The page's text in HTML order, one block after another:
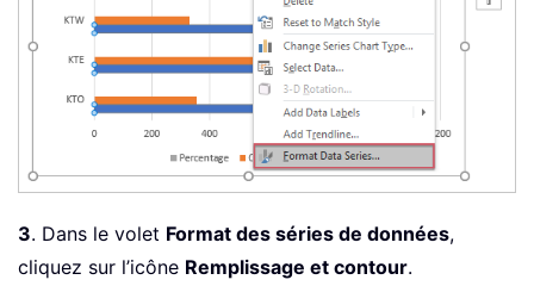
3. Dans le volet Format des séries de données,
cliquez sur l’icône Remplissage et contour.